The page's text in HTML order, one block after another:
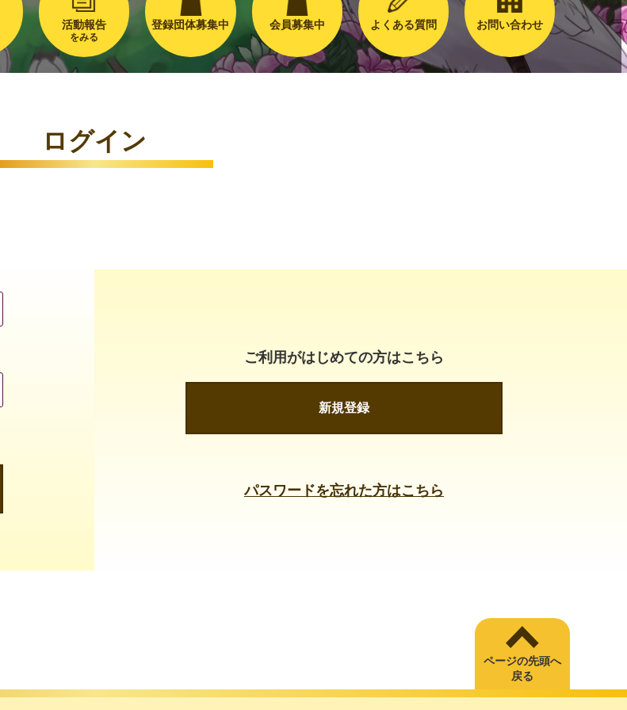
活動報告
をみる
登録団体募集中 会員募集中 よくある質問 お問い合わせ
ログイン
ご利用がはじめての方はこちら
新規登録
パスワードを忘れた方はこちら
ページの先頭へ
戻る